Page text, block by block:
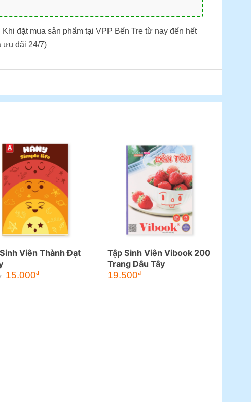
đặt mua sản phẩm tại VPP Bến Tre từ nay đến hết
ưu đãi 24/7)
Viên Thành Đạt
15.000đ
Tập Sinh Viên Vibook 200
Trang Dâu Tây
19.500đ